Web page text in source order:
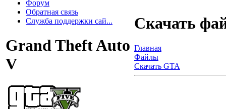
Форум
Обратная связь
Служба поддержки сай...
Grand Theft Auto
V
Скачать
Главная
Файлы
Скачать GTA